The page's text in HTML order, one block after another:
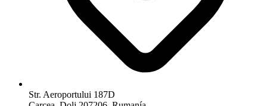
Str. Aeroportului 187D